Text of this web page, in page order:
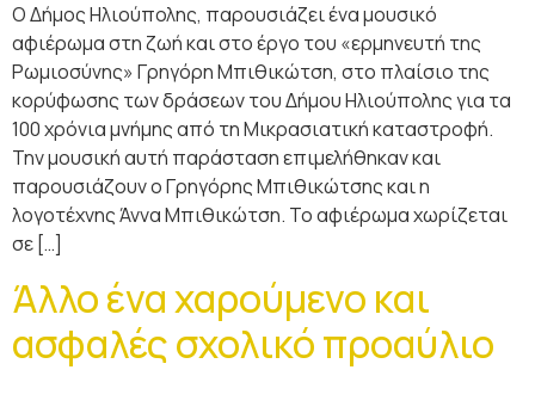
Ο Δήμος Ηλιούπολης, παρουσιάζει ένα μουσικό
αφιέρωμα στη ζωή και στο έργο του «ερμηνευτή της
Ρωμιοσύνης» Γρηγόρη Μπιθικώτση, στο πλαίσιο της
κορύφωσης των δράσεων του Δήμου Ηλιούπολης για τα
100 χρόνια μνήμης από τη Μικρασιατική καταστροφή.
Την μουσική αυτή παράσταση επιμελήθηκαν και
παρουσιάζουν ο Γρηγόρης Μπιθικώτσης και η
λογοτέχνης Άννα Μπιθικώτση. Το αφιέρωμα χωρίζεται
σε […]
Άλλο ένα χαρούμενο και
ασφαλές σχολικό προαύλιο